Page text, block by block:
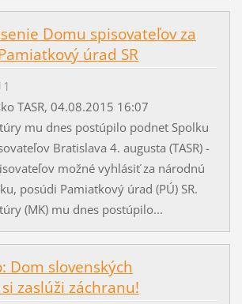
Domu spisovateľov za
úrad SR
TASR, 04.08.2015 16:07
mu dnes postúpilo podnet Spolku
Bratislava 4. augusta (TASR) -
možné vyhlásiť za národnú
posúdi Pamiatkový úrad (PÚ) SR.
(MK) mu dnes postúpilo...
Dom slovenských
zaslúži záchranu!